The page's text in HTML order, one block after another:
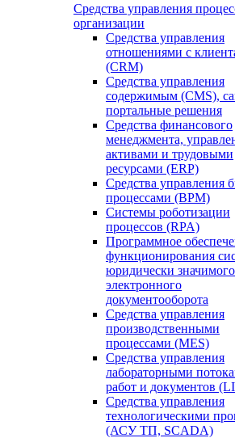
Средства управления
организации
Средства управления
отношениями с
(CRM)
Средства управления
содержимым (CMS),
портальные решения
Средства финансового
менеджмента,
активами и трудовыми
ресурсами (ERP)
Средства управления
процессами (BPM)
Системы роботизации
процессов (RPA)
Программное
функционирования
юридически значимого
электронного
документооборота
Средства управления
производственными
процессами (MES)
Средства управления
лабораторными
работ и документов
Средства управления
технологическими
(АСУ ТП, SCADA)